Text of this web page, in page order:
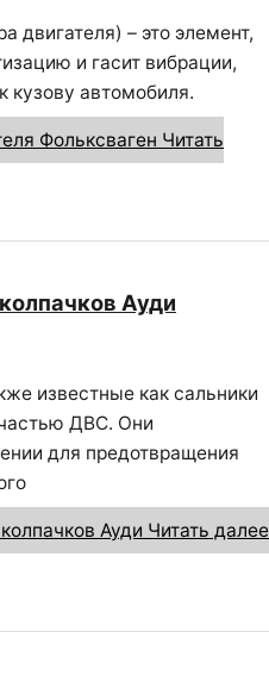
двигателя) – это элемент,
и гасит вибрации,
кузову автомобиля.
Фольксваген Читать
Ауди
известные как сальники
ДВС. Они
для предотвращения
Ауди Читать далее